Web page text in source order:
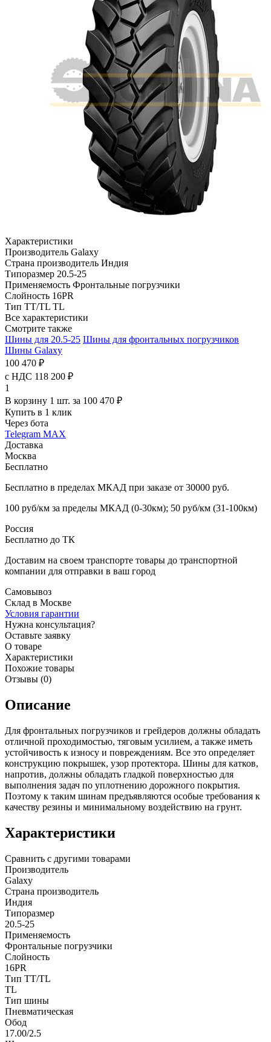
Характеристики
Производитель Galaxy
Страна производитель Индия
Типоразмер 20.5-25
Применяемость Фронтальные погрузчики
Слойность 16PR
Тип TT/TL TL
Все характеристики
Смотрите также
Шины для 20.5-25 Шины для фронтальных погрузчиков
Шины Galaxy
100 470 ₽
с НДС 118 200 ₽
1
В корзину 1 шт. за 100 470 ₽
Купить в 1 клик
Через бота
Telegram MAX
Доставка
Москва
Бесплатно
Бесплатно в пределах МКАД при заказе от 30000 руб.
100 руб/км за пределы МКАД (0-30км); 50 руб/км (31-100км)
Россия
Бесплатно до ТК
Доставим на своем транспорте товары до транспортной
компании для отправки в ваш город
Самовывоз
Склад в Москве
Условия гарантии
Нужна консультация?
Оставьте заявку
О товаре
Характеристики
Похожие товары
Отзывы (0)
Описание
Для фронтальных погрузчиков и грейдеров должны обладать
отличной проходимостью, тяговым усилием, а также иметь
устойчивость к износу и повреждениям. Все это определяет
конструкцию покрышек, узор протектора. Шины для катков,
напротив, должны обладать гладкой поверхностью для
выполнения задач по уплотнению дорожного покрытия.
Поэтому к таким шинам предъявляются особые требования к
качеству резины и минимальному воздействию на грунт.
Характеристики
Сравнить с другими товарами
Производитель
Galaxy
Страна производитель
Индия
Типоразмер
20.5-25
Применяемость
Фронтальные погрузчики
Слойность
16PR
Тип TT/TL
TL
Тип шины
Пневматическая
Обод
17.00/2.5